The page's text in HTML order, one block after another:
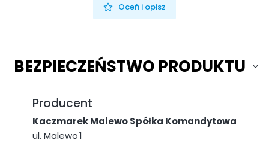
Oceń i opisz
BEZPIECZEŃSTWO PRODUKTU
Producent
Kaczmarek Malewo Spółka Komandytowa
ul. Malewo 1